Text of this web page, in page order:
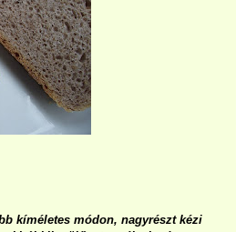
kíméletes módon, nagyrészt kézi